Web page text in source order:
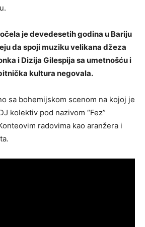
je devedesetih godina u Bariju
da spoji muziku velikana džeza
i Dizija Gilespija sa umetnošću i
kultura negovala.
sa bohemijskom scenom na kojoj je
kolektiv pod nazivom “Fez”
radovima kao aranžera i